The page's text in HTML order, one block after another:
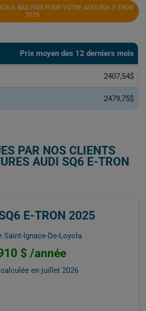
À BAS PRIX POUR VOTRE AUDI SQ6 E-TRON
2025
Prix ​​moyen des 12 derniers mois
2407,54$
2479,75$
PAR NOS CLIENTS
AUDI SQ6 E-TRON
E-TRON 2025
Saint-Ignace-De-Loyola
$ /année
en juillet 2026